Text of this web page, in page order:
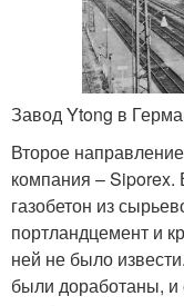
Завод Ytong в
Второе
компания – Siporex.
газобетон из
портландцемент и
ней не было
были доработаны, и